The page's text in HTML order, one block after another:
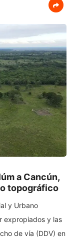
a Cancún,
topográfico
y Urbano
expropiados y las
de vía (DDV) en